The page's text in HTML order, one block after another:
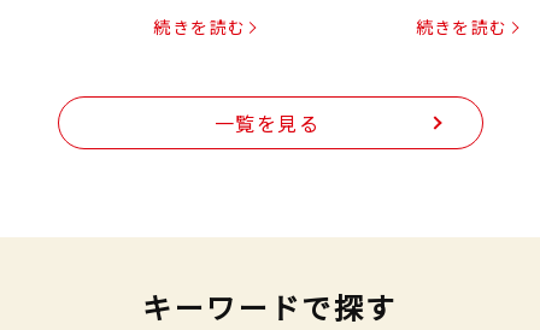
続きを読む 続きを読む
一覧を見る
キーワードで探す